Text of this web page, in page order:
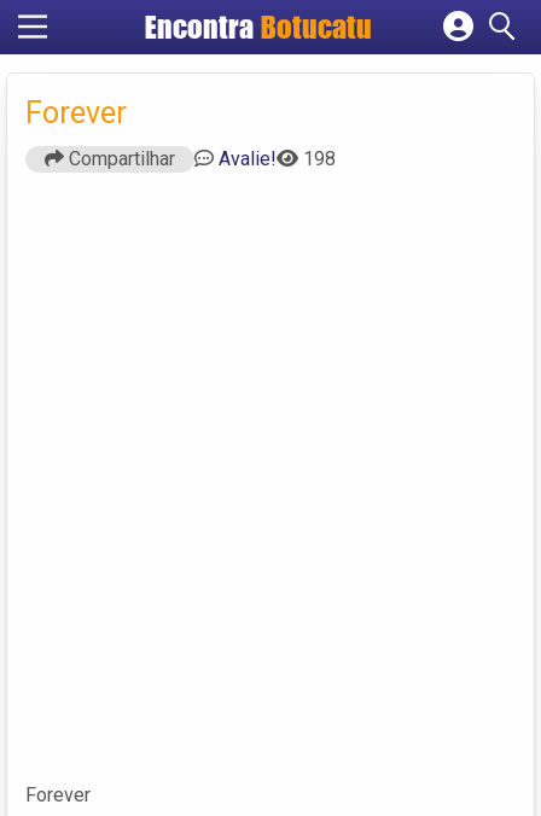
EncontraBotucatu
Cadastrar empresa
Forever
Compartilhar Avalie! 198
Forever